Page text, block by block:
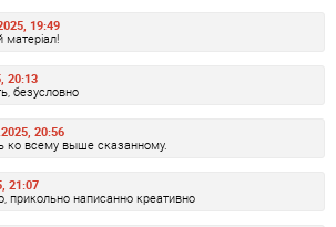
19:49
матеріал!
20:13
безусловно
20:56
ко всему выше сказанному.
21:07
прикольно написанно креативно